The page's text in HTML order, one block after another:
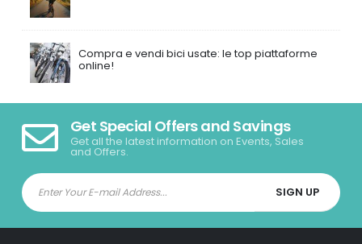
Compra e vendi bici usate: le top piattaforme
online!
Get Special Offers and Savings
Get all the latest information on Events, Sales
and Offers.